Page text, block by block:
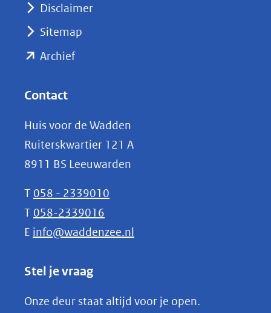
naar
Disclaimer
Sitemap
Archief(opent
(verwijst
naar
een
andere
website)
Contact
Huis voor de Wadden
Ruiterskwartier 121 A
8911 BS Leeuwarden
T 058 - 2339010
T 058-2339016
E info@waddenzee.nl
Stel je vraag
Onze deur staat altijd voor je open.